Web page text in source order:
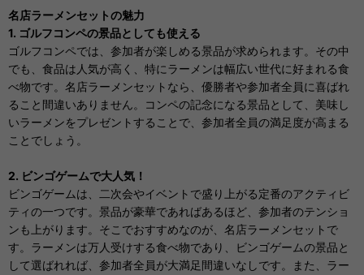
名店ラーメンセットの魅力
1. ゴルフコンペの景品としても使える
ゴルフコンペでは、参加者が楽しめる景品が求められます。その中
でも、食品は人気が高く、特にラーメンは幅広い世代に好まれる食
べ物です。名店ラーメンセットなら、優勝者や参加者全員に喜ばれ
ること間違いありません。コンペの記念になる景品として、美味し
いラーメンをプレゼントすることで、参加者全員の満足度が高まる
ことでしょう。
2. ビンゴゲームで大人気！
ビンゴゲームは、二次会やイベントで盛り上がる定番のアクティビ
ティの一つです。景品が豪華であればあるほど、参加者のテンショ
ンも上がります。そこでおすすめなのが、名店ラーメンセットで
す。ラーメンは万人受けする食べ物であり、ビンゴゲームの景品と
して選ばれれば、参加者全員が大満足間違いなしです。また、ラー